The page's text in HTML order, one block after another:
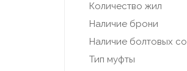
Количество жил
Наличие брони
Наличие болтовых
Тип муфты